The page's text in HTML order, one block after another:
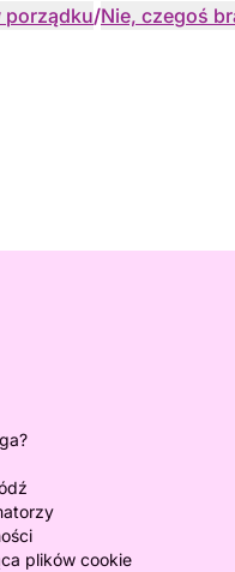
porządku/Nie, czegoś
plików cookie